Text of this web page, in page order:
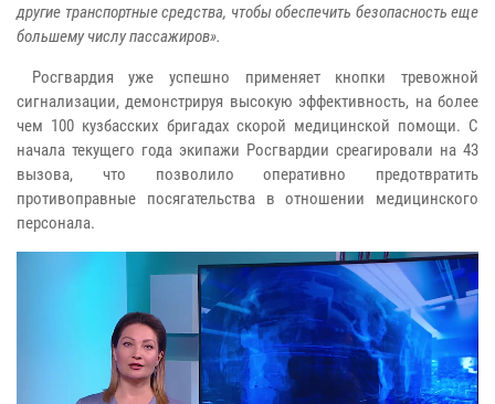
другие транспортные средства, чтобы обеспечить безопасность еще
большему числу пассажиров».
Росгвардия уже успешно применяет кнопки тревожной
сигнализации, демонстрируя высокую эффективность, на более
чем 100 кузбасских бригадах скорой медицинской помощи. С
начала текущего года экипажи Росгвардии среагировали на 43
вызова, что позволило оперативно предотвратить
противоправные посягательства в отношении медицинского
персонала.